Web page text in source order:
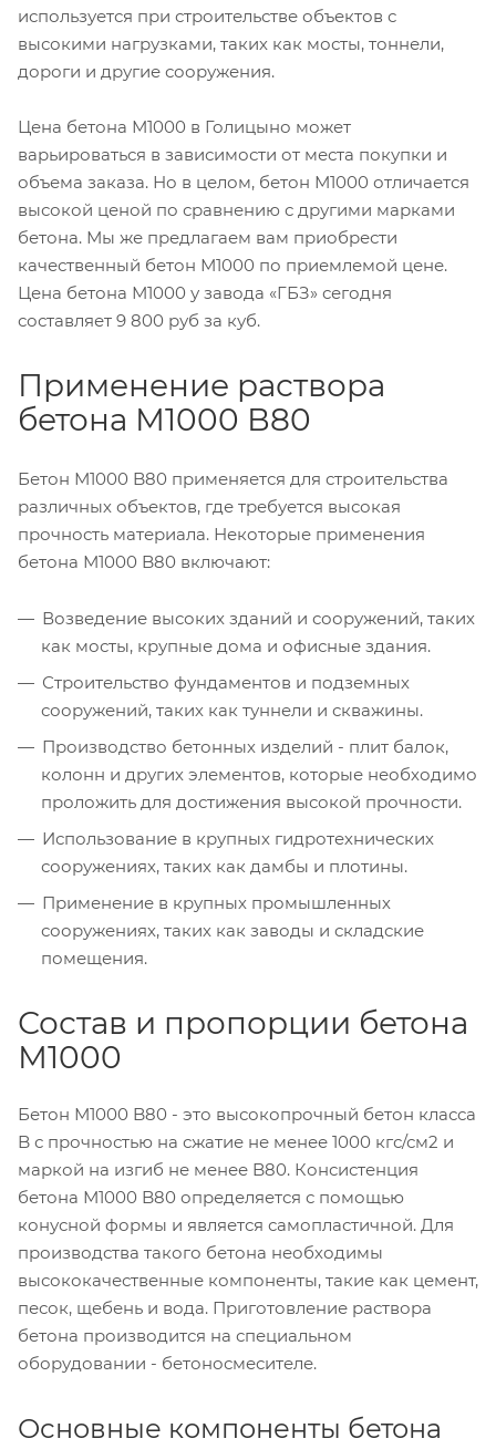
используется при строительстве объектов с
высокими нагрузками, таких как мосты, тоннели,
дороги и другие сооружения.
Цена бетона М1000 в Голицыно может
варьироваться в зависимости от места покупки и
объема заказа. Но в целом, бетон М1000 отличается
высокой ценой по сравнению с другими марками
бетона. Мы же предлагаем вам приобрести
качественный бетон М1000 по приемлемой цене.
Цена бетона М1000 у завода «ГБЗ» сегодня
составляет 9 800 руб за куб.
Применение раствора
бетона М1000 В80
Бетон М1000 B80 применяется для строительства
различных объектов, где требуется высокая
прочность материала. Некоторые применения
бетона М1000 B80 включают:
Возведение высоких зданий и сооружений, таких
как мосты, крупные дома и офисные здания.
Строительство фундаментов и подземных
сооружений, таких как туннели и скважины.
Производство бетонных изделий - плит балок,
колонн и других элементов, которые необходимо
проложить для достижения высокой прочности.
Использование в крупных гидротехнических
сооружениях, таких как дамбы и плотины.
Применение в крупных промышленных
сооружениях, таких как заводы и складские
помещения.
Состав и пропорции бетона
М1000
Бетон М1000 B80 - это высокопрочный бетон класса
B с прочностью на сжатие не менее 1000 кгс/см2 и
маркой на изгиб не менее B80. Консистенция
бетона М1000 B80 определяется с помощью
конусной формы и является самопластичной. Для
производства такого бетона необходимы
высококачественные компоненты, такие как цемент,
песок, щебень и вода. Приготовление раствора
бетона производится на специальном
оборудовании - бетоносмесителе.
Основные компоненты бетона